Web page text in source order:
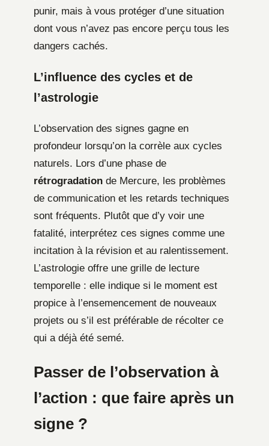
punir, mais à vous protéger d’une situation
dont vous n’avez pas encore perçu tous les
dangers cachés.
L’influence des cycles et de
l’astrologie
L’observation des signes gagne en
profondeur lorsqu’on la corrèle aux cycles
naturels. Lors d’une phase de
rétrogradation de Mercure, les problèmes
de communication et les retards techniques
sont fréquents. Plutôt que d’y voir une
fatalité, interprétez ces signes comme une
incitation à la révision et au ralentissement.
L’astrologie offre une grille de lecture
temporelle : elle indique si le moment est
propice à l’ensemencement de nouveaux
projets ou s’il est préférable de récolter ce
qui a déjà été semé.
Passer de l’observation à
l’action : que faire après un
signe ?